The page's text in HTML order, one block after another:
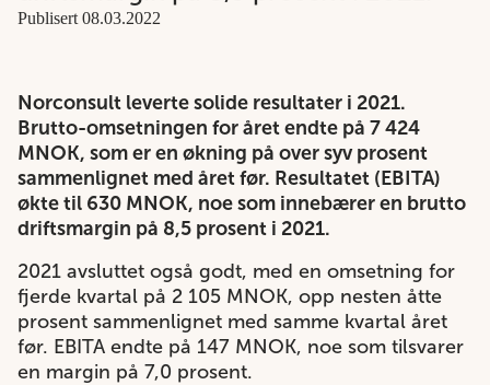
Publisert 08.03.2022
Norconsult leverte solide resultater i 2021.
Brutto-omsetningen for året endte på 7 424
MNOK, som er en økning på over syv prosent
sammenlignet med året før. Resultatet (EBITA)
økte til 630 MNOK, noe som innebærer en brutto
driftsmargin på 8,5 prosent i 2021.
2021 avsluttet også godt, med en omsetning for
fjerde kvartal på 2 105 MNOK, opp nesten åtte
prosent sammenlignet med samme kvartal året
før. EBITA endte på 147 MNOK, noe som tilsvarer
en margin på 7,0 prosent.